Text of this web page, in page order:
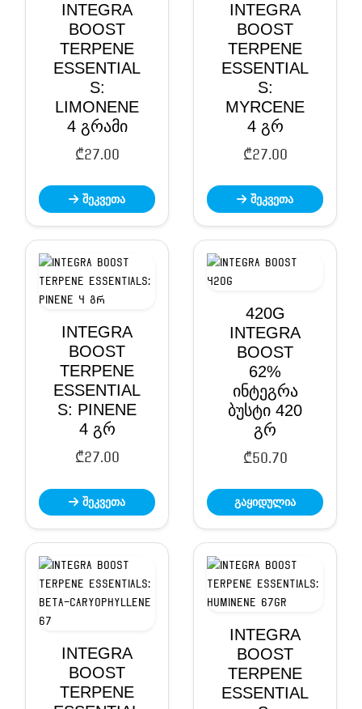
INTEGRA
BOOST
TERPENE
ESSENTIAL
S:
LIMONENE
4 გრამი
₾ 27.00
შეკვეთა
INTEGRA
BOOST
TERPENE
ESSENTIAL
S:
MYRCENE
4 გრ
₾ 27.00
შეკვეთა
INTEGRA
BOOST
TERPENE
ESSENTIAL
S: PINENE
4 გრ
₾27.00
შეკვეთა
420G
INTEGRA
BOOST
62%
ინტეგრა
ბუსტი 420
გრ
₾50.70
გაყიდულია
INTEGRA
BOOST
TERPENE
INTEGRA
BOOST
TERPENE
ESSENTIAL